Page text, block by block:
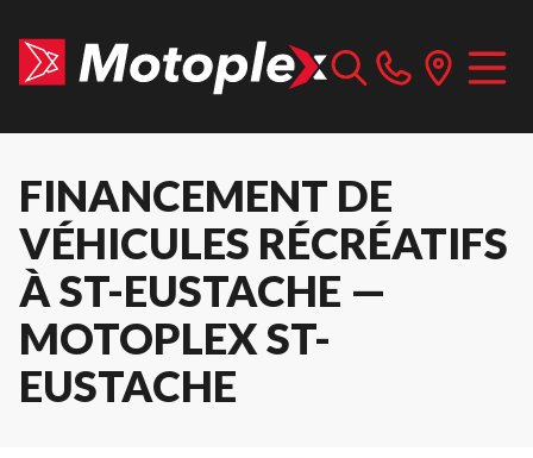
FINANCEMENT DE
VÉHICULES RÉCRÉATIFS
À ST-EUSTACHE —
MOTOPLEX ST-
EUSTACHE